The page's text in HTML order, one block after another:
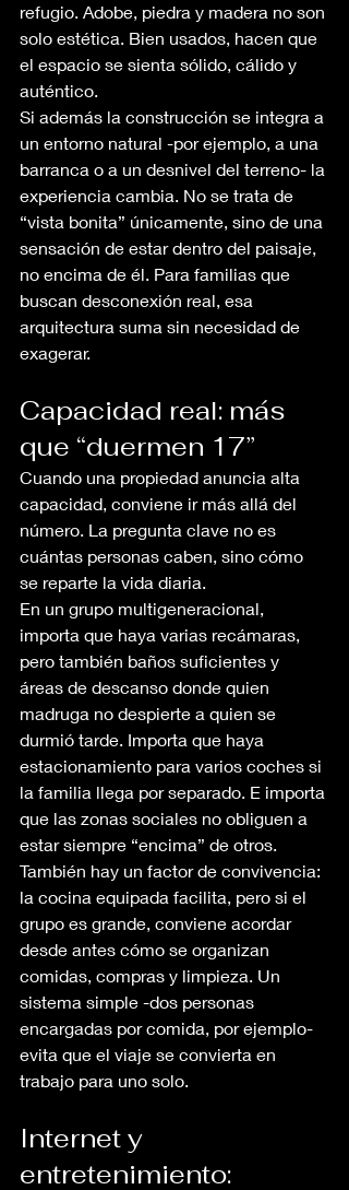
refugio. Adobe, piedra y madera no son
solo estética. Bien usados, hacen que
el espacio se sienta sólido, cálido y
auténtico.
Si además la construcción se integra a
un entorno natural -por ejemplo, a una
barranca o a un desnivel del terreno- la
experiencia cambia. No se trata de
“vista bonita” únicamente, sino de una
sensación de estar dentro del paisaje,
no encima de él. Para familias que
buscan desconexión real, esa
arquitectura suma sin necesidad de
exagerar.
Capacidad real: más
que “duermen 17”
Cuando una propiedad anuncia alta
capacidad, conviene ir más allá del
número. La pregunta clave no es
cuántas personas caben, sino cómo
se reparte la vida diaria.
En un grupo multigeneracional,
importa que haya varias recámaras,
pero también baños suficientes y
áreas de descanso donde quien
madruga no despierte a quien se
durmió tarde. Importa que haya
estacionamiento para varios coches si
la familia llega por separado. E importa
que las zonas sociales no obliguen a
estar siempre “encima” de otros.
También hay un factor de convivencia:
la cocina equipada facilita, pero si el
grupo es grande, conviene acordar
desde antes cómo se organizan
comidas, compras y limpieza. Un
sistema simple -dos personas
encargadas por comida, por ejemplo-
evita que el viaje se convierta en
trabajo para uno solo.
Internet y
entretenimiento: